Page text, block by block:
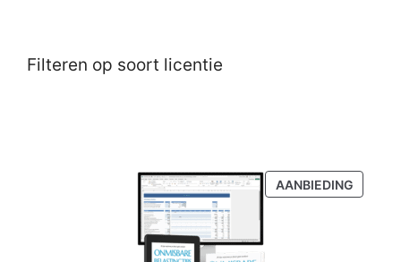
Filteren op soort licentie
AANBIEDING
IN